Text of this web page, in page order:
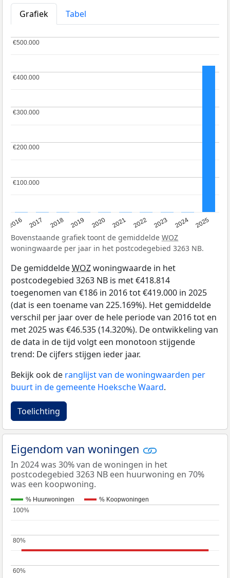
Grafiek
Tabel
2016 2017 2018 2019 2020 2021 2022 2023 2024 2025
€100.000
€100.000
€200.000
€200.000
€300.000
€300.000
€400.000
€400.000
€500.000
€500.000
Bovenstaande grafiek toont de gemiddelde WOZ
woningwaarde per jaar in het postcodegebied 3263 NB.
De gemiddeldeWOZwoningwaarde in het
postcodegebied 3263 NB is met €418.814
toegenomen van €186 in 2016 tot €419.000 in 2025
(dat is een toename van 225.169%). Het gemiddelde
verschil per jaar over de hele periode van 2016 tot en
met 2025 was €46.535 (14.320%). De ontwikkeling van
de data in de tijd volgt een monotoon stijgende
trend: De cijfers stijgen ieder jaar.
Bekijk ook de ranglijst van de woningwaarden per
buurt in de gemeente Hoeksche Waard.
Toelichting
Eigendom van woningen
In 2024 was 30% van de woningen in het
postcodegebied 3263 NB een huurwoning en 70%
was een koopwoning.
% Huurwoningen % Koopwoningen
60%
60%
80%
80%
100%
100%